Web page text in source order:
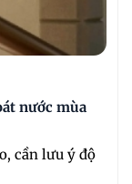
nước mùa
cần lưu ý độ